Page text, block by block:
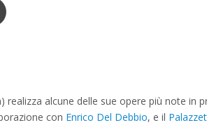
realizza alcune delle sue opere più note in
con Enrico Del Debbio, e il